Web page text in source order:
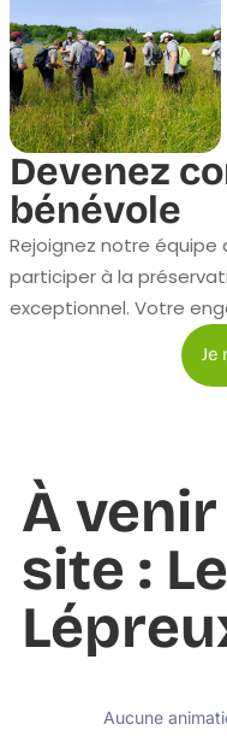
Devenez
bénévole
Rejoignez notre équipe
participer à la
exceptionnel. Votre
Je
À
site :
Aucune